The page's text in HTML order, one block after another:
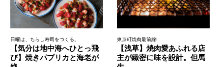
日曜は、ちらし寿司をつくる。
【気分は地中海へひとっ飛
び】焼きパプリカと海老が
東京町焼肉最前線!
【浅草】焼肉愛あふれる店
主が緻密に味を設計。但馬